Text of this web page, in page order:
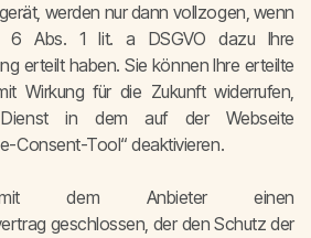
werden nur dann vollzogen, wenn
6 Abs. 1 lit. a DSGVO dazu Ihre
erteilt haben. Sie können Ihre erteilte
Wirkung für die Zukunft widerrufen,
in dem auf der Webseite
Consent-Tool“ deaktivieren.
dem Anbieter einen
geschlossen, der den Schutz der